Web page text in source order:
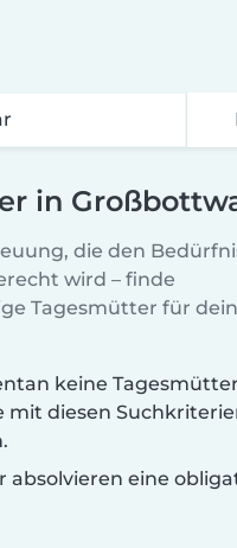
in
die den
wird – finde
Tagesmütter für
keine
mit diesen
absolvieren eine